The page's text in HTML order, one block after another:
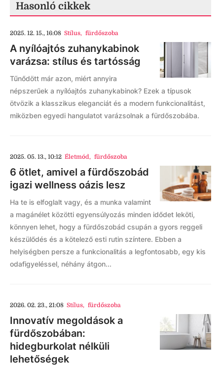
Hasonló cikkek
2025. 12. 15., 16:08 Stílus, fürdőszoba
A nyílóajtós zuhanykabinok
varázsa: stílus és tartósság
Tűnődött már azon, miért annyira
népszerűek a nyílóajtós zuhanykabinok? Ezek a típusok
ötvözik a klasszikus eleganciát és a modern funkcionalitást,
miközben egyedi hangulatot varázsolnak a fürdőszobába.
2025. 05. 13., 10:12 Életmód, fürdőszoba
6 ötlet, amivel a fürdőszobád
igazi wellness oázis lesz
Ha te is elfoglalt vagy, és a munka valamint
a magánélet közötti egyensúlyozás minden idődet leköti,
könnyen lehet, hogy a fürdőszobád csupán a gyors reggeli
készülődés és a kötelező esti rutin színtere. Ebben a
helyiségben persze a funkcionalitás a legfontosabb, egy kis
odafigyeléssel, néhány átgon...
2026. 02. 23., 21:08 Stílus, fürdőszoba
Innovatív megoldások a
fürdőszobában:
hidegburkolat nélküli
lehetőségek